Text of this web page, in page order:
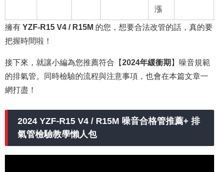
漲
擁有 YZF-R15 V4 / R15M 的您，想要合法改管的話，真的要
把握時間啦！
接下來，就讓小編為您推薦符合【2024年緩衝期 】噪音規範
的排氣管。同時檢驗的流程與注意事項，也會在本篇文章一
網打盡！
2024 YZF-R15 V4 / R15M 噪音合格管推薦+ 排
氣管檢驗教學懶人包